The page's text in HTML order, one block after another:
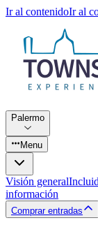
Ir al contenidoIr al
Palermo
Menu
Visión general
información
Comprar entradas